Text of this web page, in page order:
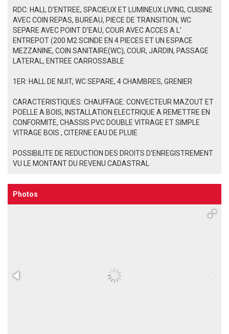
RDC: HALL D'ENTREE, SPACIEUX ET LUMINEUX LIVING, CUISINE
AVEC COIN REPAS, BUREAU, PIECE DE TRANSITION, WC
SEPARE AVEC POINT D'EAU, COUR AVEC ACCES A L'
ENTREPOT (200 M2 SCINDE EN 4 PIECES ET UN ESPACE
MEZZANINE, COIN SANITAIRE(WC), COUR, JARDIN, PASSAGE
LATERAL, ENTREE CARROSSABLE
1ER: HALL DE NUIT, WC SEPARE, 4 CHAMBRES, GRENIER
CARACTERISTIQUES: CHAUFFAGE: CONVECTEUR MAZOUT ET
POELLE A BOIS, INSTALLATION ELECTRIQUE A REMETTRE EN
CONFORMITE, CHASSIS PVC DOUBLE VITRAGE ET SIMPLE
VITRAGE BOIS , CITERNE EAU DE PLUIE
POSSIBILITE DE REDUCTION DES DROITS D'ENREGISTREMENT
VU LE MONTANT DU REVENU CADASTRAL
Photos